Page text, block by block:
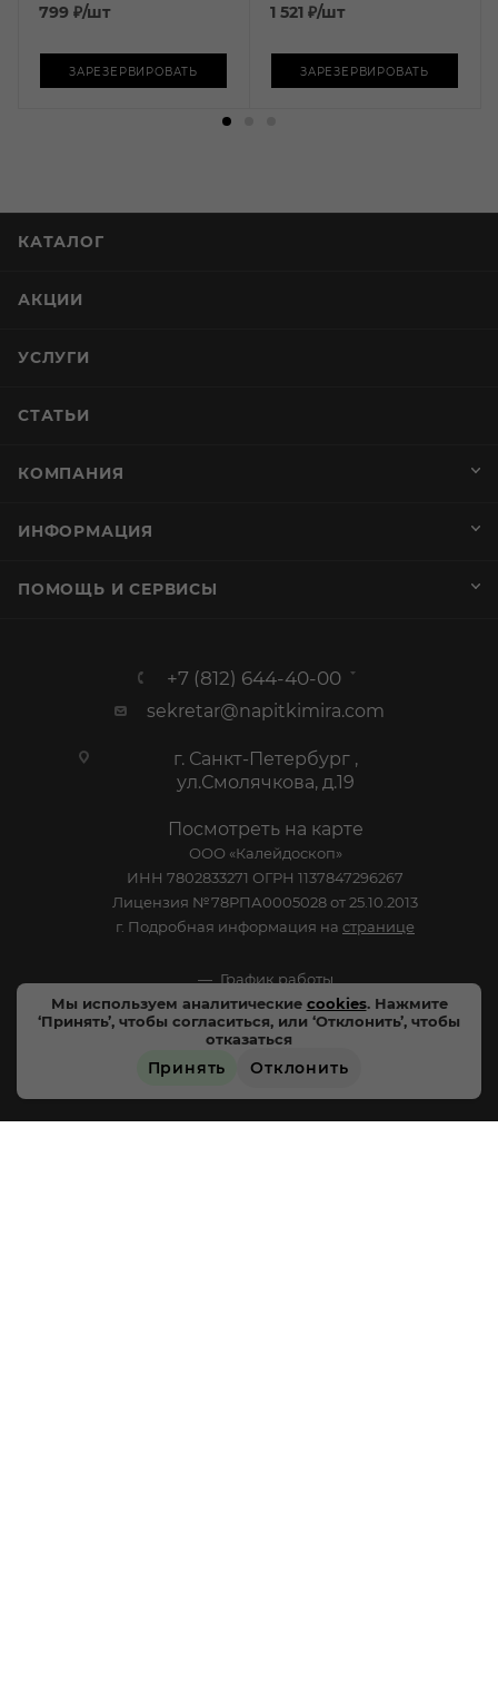
799 ₽/шт
ЗАРЕЗЕРВИРОВАТЬ
1 521 ₽/шт
ЗАРЕЗЕРВИРОВАТЬ
Мы используем аналитические cookies. Нажмите
‘Принять’, чтобы согласиться, или ‘Отклонить’, чтобы
отказаться
Принять Отклонить
КАТАЛОГ
АКЦИИ
УСЛУГИ
СТАТЬИ
КОМПАНИЯ
ИНФОРМАЦИЯ
ПОМОЩЬ И СЕРВИСЫ
+7 (812) 644-40-00
sekretar@napitkimira.com
г. Санкт-Петербург ,
ул.Смолячкова, д.19
Посмотреть на карте
ООО «Калейдоскоп»
ИНН 7802833271 ОГРН 1137847296267
Лицензия №78РПА0005028 от 25.10.2013
г. Подробная информация на странице
График работы
Пн-Пт: с 10:00 до 19:00
Сб: Выходной
Вс: Выходной